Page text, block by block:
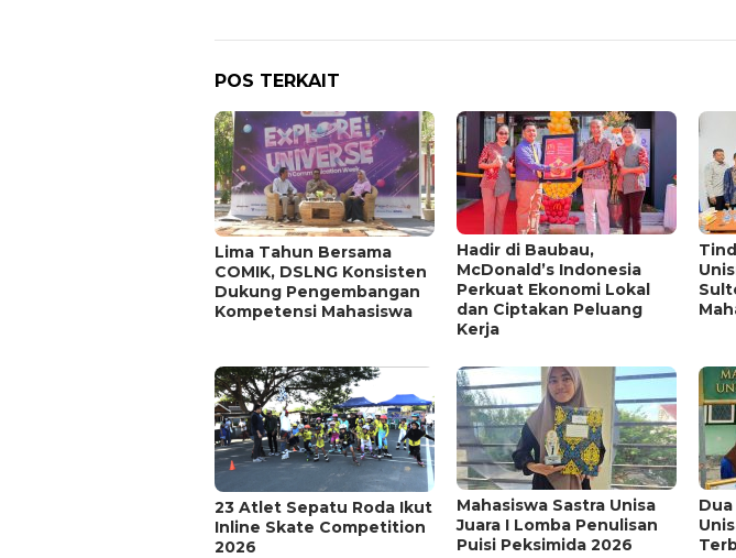
POS TERKAIT
Lima Tahun Bersama
COMIK, DSLNG Konsisten
Dukung Pengembangan
Kompetensi Mahasiswa
Hadir di Baubau,
McDonald’s Indonesia
Perkuat Ekonomi Lokal
dan Ciptakan Peluang
Kerja
23 Atlet Sepatu Roda Ikut
Inline Skate Competition
2026
Mahasiswa Sastra Unisa
Juara I Lomba Penulisan
Puisi Peksimida 2026